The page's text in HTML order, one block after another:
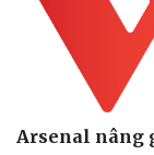
Arsenal nâng